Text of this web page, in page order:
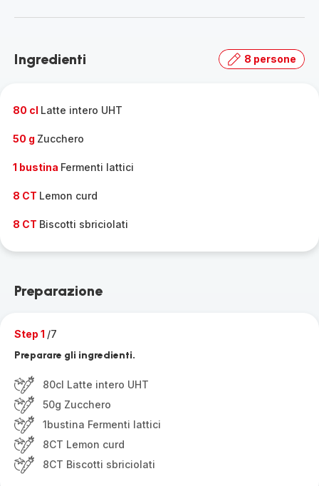
Ingredienti 8 persone
80 cl Latte intero UHT
50 g Zucchero
1 bustina Fermenti lattici
8 CT Lemon curd
8 CT Biscotti sbriciolati
Preparazione
Step 1 /7
Preparare gli ingredienti.
80cl Latte intero UHT
50g Zucchero
1bustina Fermenti lattici
8CT Lemon curd
8CT Biscotti sbriciolati